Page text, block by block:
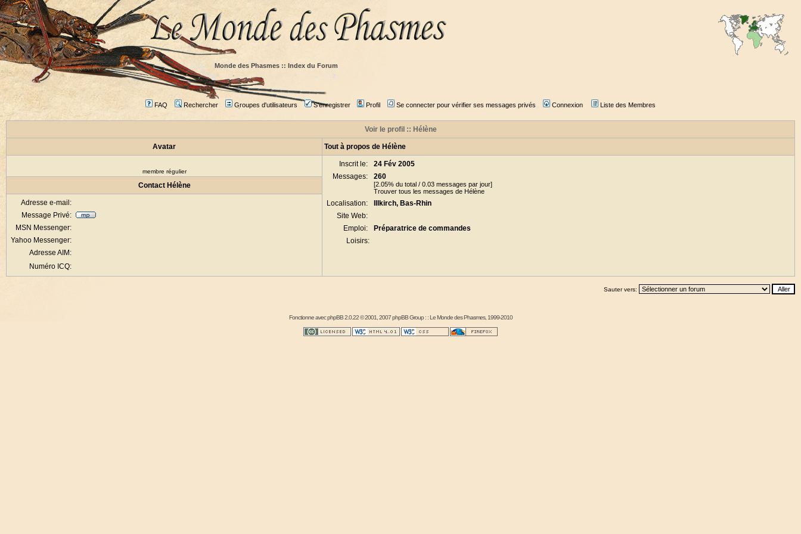
Monde des Phasmes :: Index du Forum
FAQ Rechercher Groupes d'utilisateurs S'enregistrer Profil Se connecter pour vérifier ses messages privés Connexion Liste des Membres
Voir le profil :: Hélène
Avatar Tout à propos de Hélène
membre régulier
Inscrit le:
24 Fév 2005
Messages:
260
[2.05% du total / 0.03 messages par jour]
Trouver tous les messages de Hélène
Localisation:
Illkirch, Bas-Rhin
Site Web:
Emploi:
Préparatrice de commandes
Loisirs:
Contact Hélène
Adresse e-mail:
Message Privé:
MSN Messenger:
Yahoo Messenger:
Adresse AIM:
Numéro ICQ:
Sauter vers:
Fonctionne avecphpBB2.0.22 © 2001, 2007 phpBB Group : :Le Monde des Phasmes, 1999-2010